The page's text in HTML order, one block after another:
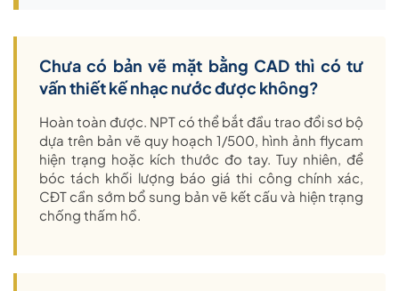
Chưa có bản vẽ mặt bằng CAD thì có tư
vấn thiết kế nhạc nước được không?
Hoàn toàn được. NPT có thể bắt đầu trao đổi sơ bộ
dựa trên bản vẽ quy hoạch 1/500, hình ảnh flycam
hiện trạng hoặc kích thước đo tay. Tuy nhiên, để
bóc tách khối lượng báo giá thi công chính xác,
CĐT cần sớm bổ sung bản vẽ kết cấu và hiện trạng
chống thấm hồ.